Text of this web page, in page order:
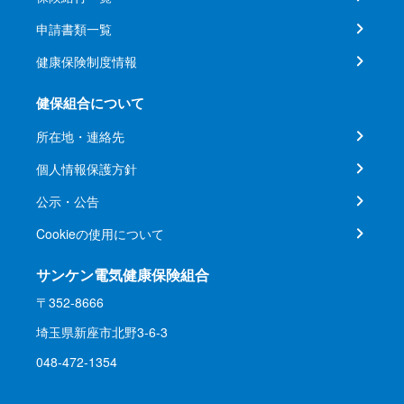
申請書類一覧
健康保険制度情報
健保組合について
所在地・連絡先
個人情報保護方針
公示・公告
Cookieの使用について
サンケン電気健康保険組合
〒352-8666
埼玉県新座市北野3-6-3
048-472-1354